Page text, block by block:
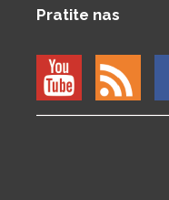
Pratite nas